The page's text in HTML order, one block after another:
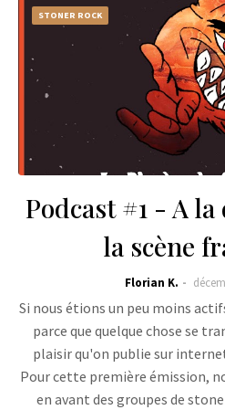
STONER ROCK
Podcast #1 - A
la scène
Florian K.
Si nous étions un peu moins
parce que quelque chose se
plaisir qu'on publie sur
Pour cette première émission,
en avant des groupes de